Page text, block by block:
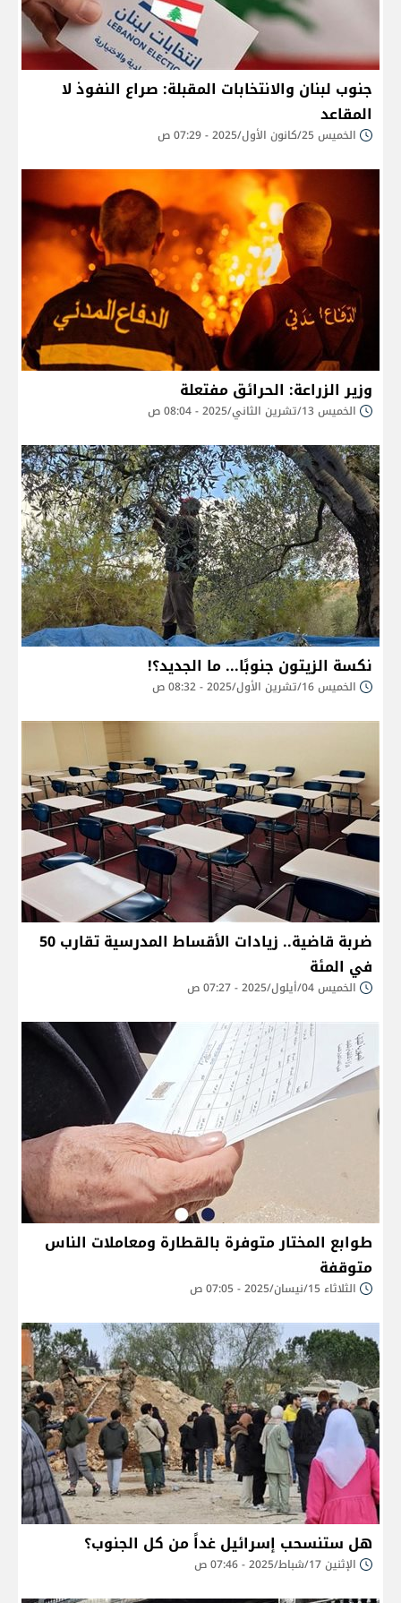
جنوب لبنان والانتخابات المقبلة: صراع النفوذ لا
المقاعد
الخميس 25/كانون الأول/2025 - 07:29 ص
وزير الزراعة: الحرائق مفتعلة
الخميس 13/تشرين الثاني/2025 - 08:04 ص
نكسة الزيتون جنوبًا... ما الجديد؟!
الخميس 16/تشرين الأول/2025 - 08:32 ص
ضربة قاضية.. زيادات الأقساط المدرسية تقارب 50
في المئة
الخميس 04/أيلول/2025 - 07:27 ص
طوابع المختار متوفرة بالقطارة ومعاملات الناس
متوقفة
الثلاثاء 15/نيسان/2025 - 07:05 ص
هل ستنسحب إسرائيل غداً من كل الجنوب؟
الإثنين 17/شباط/2025 - 07:46 ص